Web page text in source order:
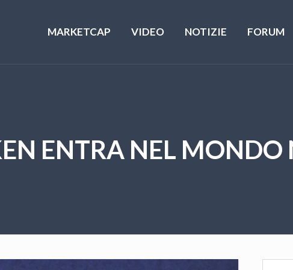
MARKETCAP VIDEO NOTIZIE FORUM
ENTRA NEL MONDO